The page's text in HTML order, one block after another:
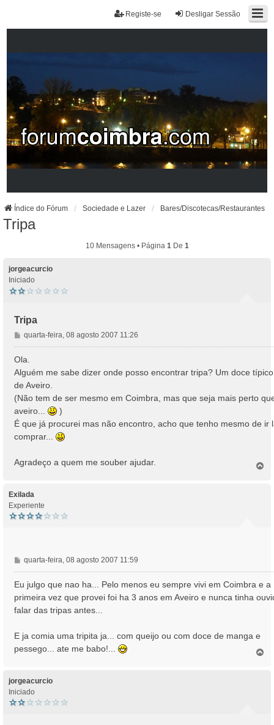
Desligar Sessão
Registe-se
Índice do Fórum Sociedade e Lazer Bares/Discotecas/Restaurantes
Tripa
10 Mensagens • Página 1De 1
jorgeacurcio
Iniciado
Tripa
M
e
n
a
g
e
m
quarta-feira, 08 agosto 2007 11:26
Ola.
Alguém me sabe dizer onde posso encontrar tripa? Um doce típico
de Aveiro.
(Não tem de ser mesmo em Coimbra, mas que seja mais perto
aveiro...
)
É que já procurei mas não encontro, acho que tenho mesmo de ir
comprar...
Agradeço a quem me souber ajudar.
Exilada
Experiente
M
e
a
g
m
quarta-feira, 08 agosto 2007 11:59
Eu julgo que nao ha... Pelo menos eu sempre vivi em Coimbra e a
primeira vez que provei foi ha 3 anos em Aveiro e nunca tinha
falar das tripas antes...
E ja comia uma tripita ja... com queijo ou com doce de manga e
pessego... ate me babo!...
jorgeacurcio
Iniciado